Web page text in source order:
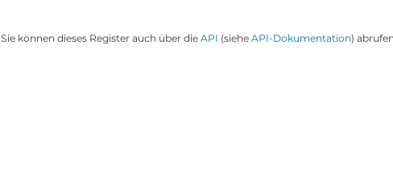
Sie können dieses Register auch über die API (siehe API-Dokumentation)